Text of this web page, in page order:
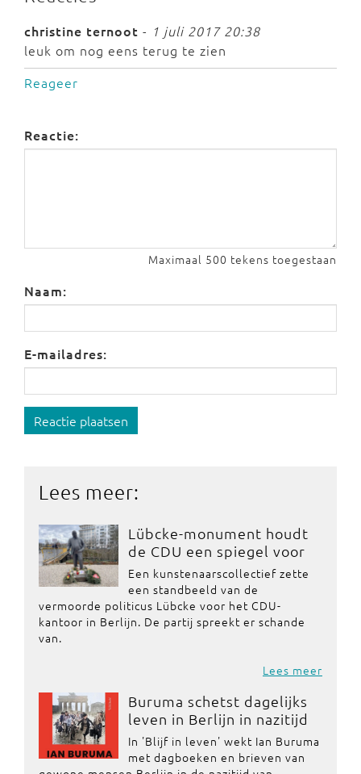
christine ternoot - 1 juli 2017 20:38
leuk om nog eens terug te zien
Reageer
Reactie:
Maximaal 500 tekens toegestaan
Naam:
E-mailadres:
Reactie plaatsen
Lees meer:
Lübcke-monument houdt
de CDU een spiegel voor
Een kunstenaarscollectief zette
een standbeeld van de
vermoorde politicus Lübcke voor het CDU-
kantoor in Berlijn. De partij spreekt er schande
van.
Lees meer
Buruma schetst dagelijks
leven in Berlijn in nazitijd
In 'Blijf in leven' wekt Ian Buruma
met dagboeken en brieven van